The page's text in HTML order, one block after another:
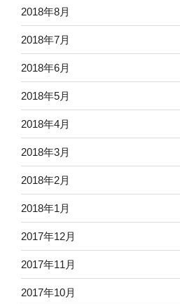
2018年8月
2018年7月
2018年6月
2018年5月
2018年4月
2018年3月
2018年2月
2018年1月
2017年12月
2017年11月
2017年10月